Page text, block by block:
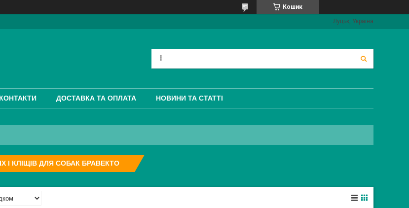
Кошик
Луцьк, Україна
КОНТАКТИ ДОСТАВКА ТА ОПЛАТА НОВИНИ ТА СТАТТІ
І КЛІЩІВ ДЛЯ СОБАК БРАВЕКТО